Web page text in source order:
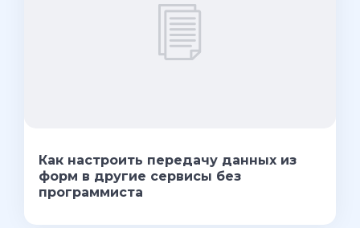
Как настроить передачу данных из
форм в другие сервисы без
программиста